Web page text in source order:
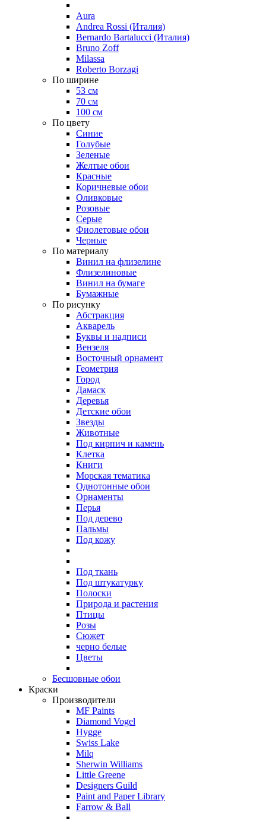
Aura
Andrea Rossi (Италия)
Bernardo Bartalucci (Италия)
Bruno Zoff
Milassa
Roberto Borzagi
По ширине
53 см
70 см
100 см
По цвету
Синие
Голубые
Зеленые
Желтые обои
Красные
Коричневые обои
Оливковые
Розовые
Серые
Фиолетовые обои
Черные
По материалу
Винил на флизелине
Флизелиновые
Винил на бумаге
Бумажные
По рисунку
Абстракция
Акварель
Буквы и надписи
Вензеля
Восточный орнамент
Геометрия
Город
Дамаск
Деревья
Детские обои
Звезды
Животные
Под кирпич и камень
Клетка
Книги
Морская тематика
Однотонные обои
Орнаменты
Перья
Под дерево
Пальмы
Под кожу
Под ткань
Под штукатурку
Полоски
Природа и растения
Птицы
Розы
Сюжет
черно белые
Цветы
Бесшовные обои
Краски
Производители
MF Paints
Diamond Vogel
Hygge
Swiss Lake
Milq
Sherwin Williams
Little Greene
Designers Guild
Paint and Paper Library
Farrow & Ball